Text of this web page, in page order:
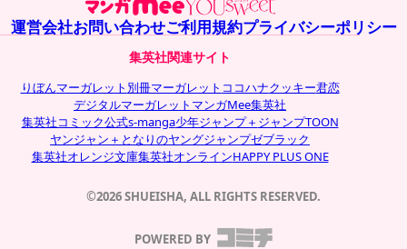
運営会社お問い合わせご利用規約プライバシーポリシー
集英社関連サイト
りぼんマーガレット 別冊マーガレット ココハナクッキー君恋
デジタルマーガレット マンガMee集英社
集英社コミック公式s-manga少年ジャンプ＋ ジャンプTOON
ヤンジャン＋ となりのヤングジャンプゼブラック
集英社オレンジ文庫集英社オンラインHAPPY PLUS ONE
©2026 SHUEISHA, ALL RIGHTS RESERVED.
POWERED BY